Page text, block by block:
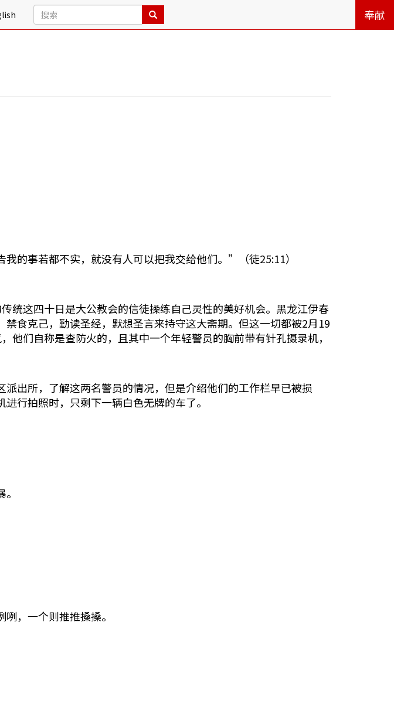
奉献
的事若都不实，就没有人可以把我交给他们。”（徒25:11）
统这四十日是大公教会的信徒操练自己灵性的美好机会。黑龙江伊春
食克己，勤读圣经，默想圣言来持守这大斋期。但这一切都被2月19
们自称是查防火的，且其中一个年轻警员的胸前带有针孔摄录机，
出所，了解这两名警员的情况，但是介绍他们的工作栏早已被损
行拍照时，只剩下一辆白色无牌的车了。
，一个则推推搡搡。